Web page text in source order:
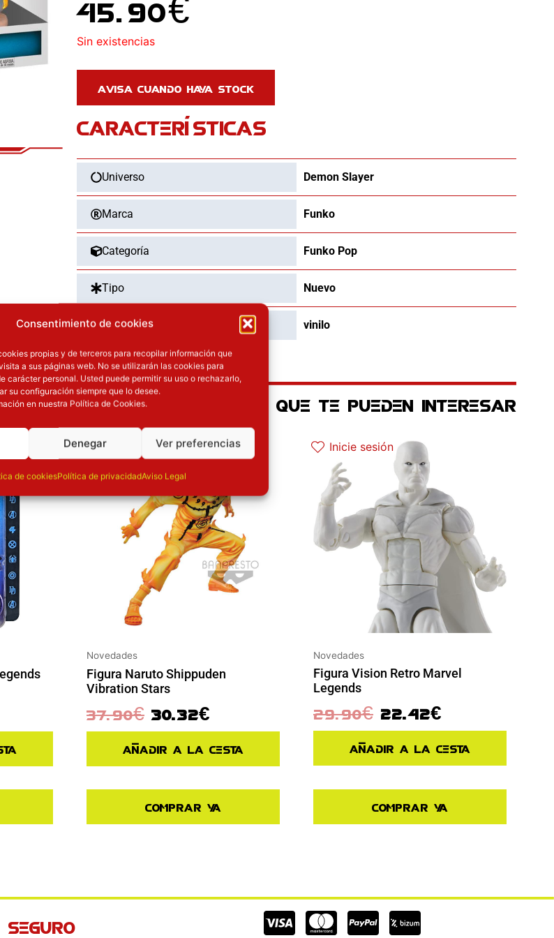
Consentimiento de cookies
propias y de terceros para recopilar información que
a sus páginas web. No se utilizarán las cookies para
carácter personal. Usted puede permitir su uso o rechazarlo,
su configuración siempre que lo desee.
en nuestra Política de Cookies.
Denegar Ver preferencias
de cookiesPolítica de privacidadAviso Legal
45.90€
Sin existencias
CARACTERÍSTICAS
Universo Demon Slayer
Marca Funko
Categoría Funko Pop
Tipo Nuevo
Material vinilo
OTROS PRODUCTOS QUE TE PUEDEN INTERESAR
es: 25.52€.
Inicie sesión
Novedades
Figura Naruto Shippuden
Vibration Stars
37.90€
El precio original era: 37.90€.
30.32€
El precio actual es: 30.32€.
Añadir a la cesta
Comprar ya
Inicie sesión
Novedades
Figura Vision Retro Marvel
Legends
29.90€ 22.42€
Añadir a la cesta
Comprar ya
seguro
Cc-Cc-Cc-